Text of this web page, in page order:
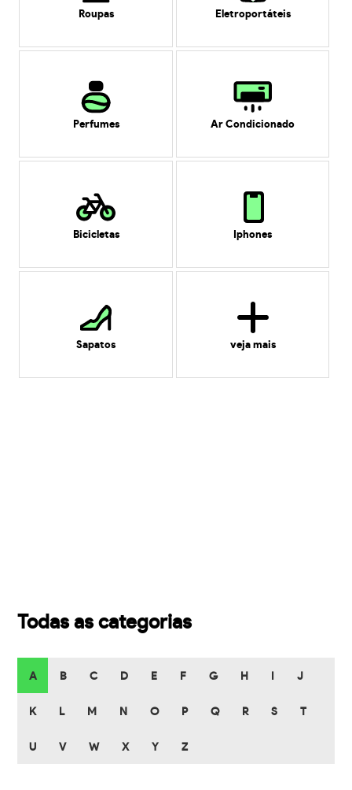
Roupas Eletroportáteis
Perfumes Ar Condicionado
Bicicletas Iphones
Sapatos veja mais
Todas as categorias
A B C D E F G H J
K L M N O P Q R S T
U V W X Y Z